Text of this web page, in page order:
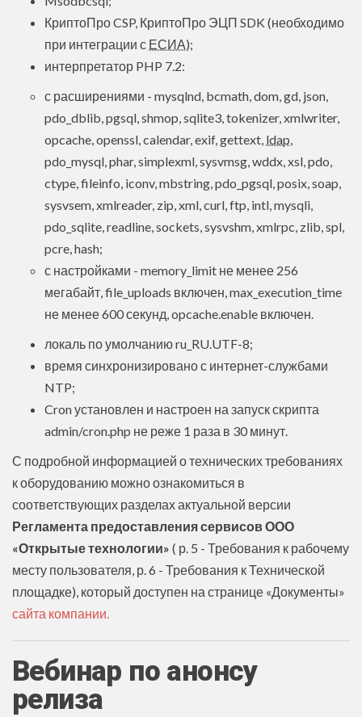
КриптоПро CSP, КриптоПро ЭЦП SDK (необходимо
при интеграции с ЕСИА);
интерпретатор PHP 7.2:
с расширениями - mysqlnd, bcmath, dom, gd, json,
pdo_dblib, pgsql, shmop, sqlite3, tokenizer, xmlwriter,
opcache, openssl, calendar, exif, gettext, ldap
pdo_mysql, phar, simplexml, sysvmsg, wddx, xsl, pdo,
ctype, fileinfo, iconv, mbstring, pdo_pgsql, posix, soap,
sysvsem, xmlreader, zip, xml, curl, ftp, intl, mysqli,
pdo_sqlite, readline, sockets, sysvshm, xmlrpc, zlib, spl,
pcre, hash;
с настройками - memory_limit не менее 256
мегабайт, file_uploads включен, max_execution_time
не менее 600 секунд, opcache.enable включен.
локаль по умолчанию ru_RU.UTF-8;
время синхронизировано с интернет-службами
NTP;
Cron установлен и настроен на запуск скрипта
admin/cron.php не реже 1 раза в 30 минут.
С подробной информацией о технических требованиях
к оборудованию можно ознакомиться в
соответствующих разделах актуальной версии
Регламента предоставления сервисов ООО
«Открытые технологии» ( р. 5 - Требования к рабочему
месту пользователя, р. 6 - Требования к Технической
площадке), который доступен на странице «Документы»
сайта компании.
Вебинар по анонсу
релиза